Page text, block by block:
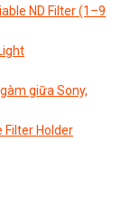
ND Filter (1–9
giữa Sony,
Filter Holder